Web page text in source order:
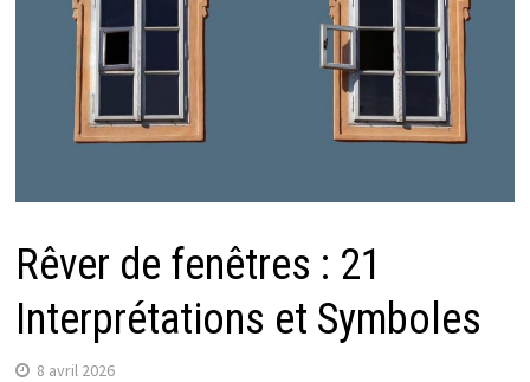
Rêver de fenêtres : 21
Interprétations et Symboles
8 avril 2026